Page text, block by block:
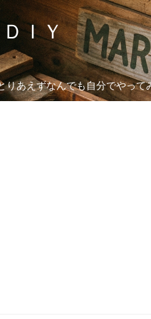
ＩＹ
りあえずなんでも自分でやって